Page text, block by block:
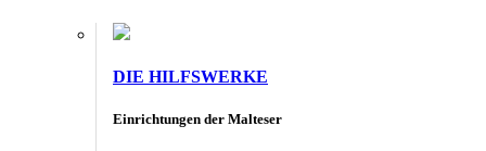
DIE HILFSWERKE
Einrichtungen der Malteser